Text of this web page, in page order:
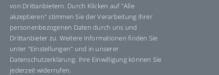
E-
Mail
Über den Autor:Grafik-Design-Jutta-Sucker
von Drittanbietern. Durch Klicken auf "Alle
akzeptieren" stimmen Sie der Verarbeitung Ihrer
personenbezogenen Daten durch uns und
Drittanbieter zu. Weitere Informationen finden Sie
unter "Einstellungen" und in unserer
Datenschutzerklärung. Ihre Einwilligung können Sie
jederzeit widerrufen.